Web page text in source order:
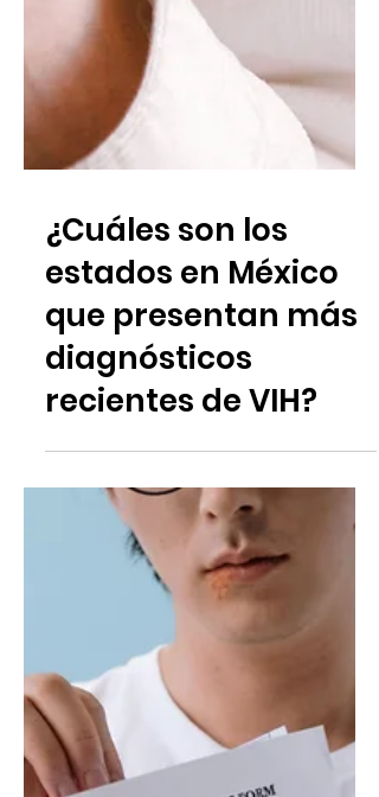
¿Cuáles son los
estados en México
que presentan más
diagnósticos
recientes de VIH?